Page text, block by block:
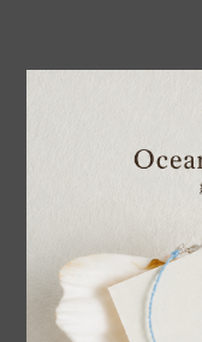
勇敢前行・純銀手鍊